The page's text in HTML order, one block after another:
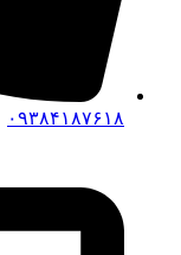
۰۹۳۸۴۱۸۷۶۱۸